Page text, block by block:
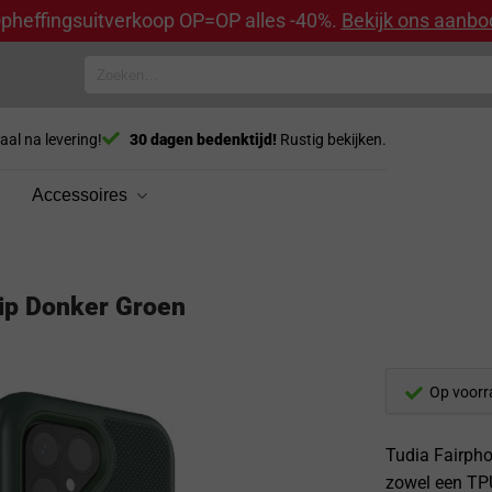
OP=OP alles -40%. Bekijk ons
na levering! 30 dagen bedenktijd! Rustig bekijken.
Accessoires
Donker Groen
Op
Tudia
zowel een